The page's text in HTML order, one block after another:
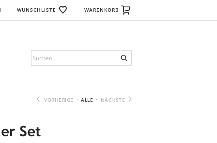
WUNSCHLISTE WARENKORB
VORHERIGE · ALLE · NÄCHSTE
Set